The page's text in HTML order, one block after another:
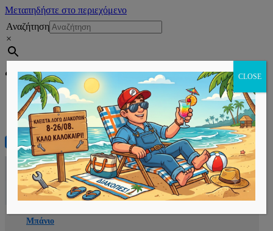
Μεταπηδήστε στο περιεχόμενο
Αναζήτηση
×
Εγγραφή
Αρχική
E-shop
Μπάνιο
CLOSE